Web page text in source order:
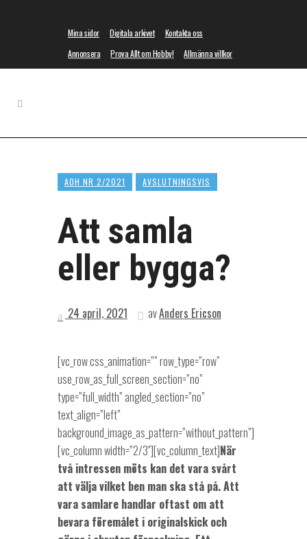
Mina sidor Digitala arkivet
Kontakta oss
Annonsera
Prova Allt om Hobby! Allmänna villkor
AOH NR 2/2021 AVSLUTNINGSVIS
Att samla
eller bygga?
24 april, 2021 avAnders Ericson
[vc_row css_animation=”” row_type=”row”
use_row_as_full_screen_section=”no”
type=”full_width” angled_section=”no”
text_align=”left”
background_image_as_pattern=”without_pattern”]
[vc_column width=”2/3″][vc_column_text]När
två intressen möts kan det vara svårt
att välja vilket ben man ska stå på. Att
vara samlare handlar oftast om att
bevara föremålet i originalskick och